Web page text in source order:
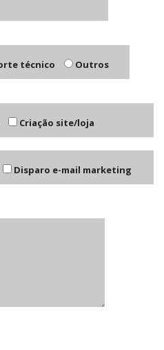
técnico Outros
Criação site/loja
Disparo e-mail marketing